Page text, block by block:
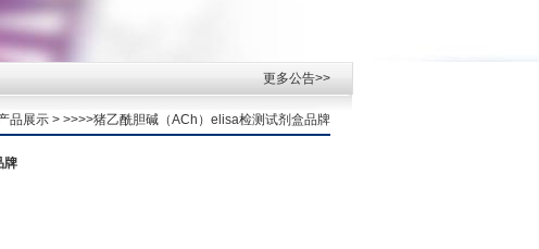
更多公告>>
品展示 > >>>>猪乙酰胆碱（ACh）elisa检测试剂盒品牌
牌